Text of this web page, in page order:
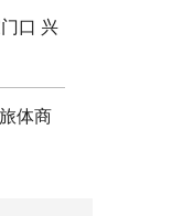
口 兴
体商